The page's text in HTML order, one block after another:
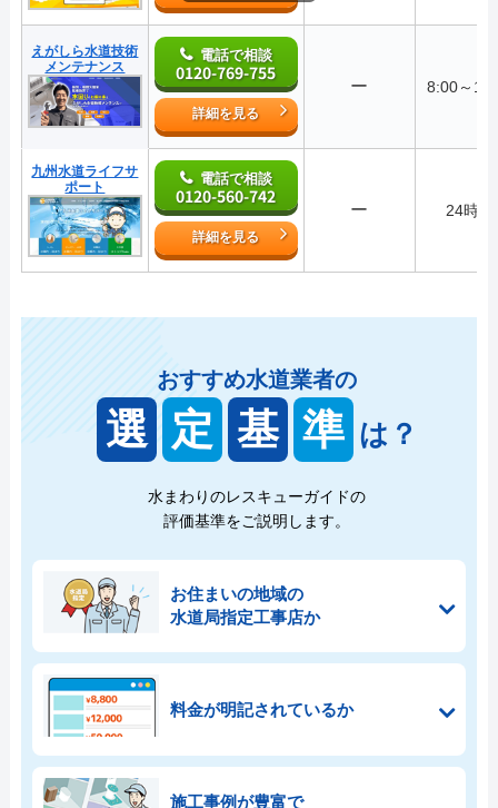
えがしら水道技術
メンテナンス
電話で相談
0120-769-755
詳細を見る
ー 8:00～
九州水道ライフサ
ポート
電話で相談
0120-560-742
詳細を見る
ー 24時間
おすすめ水道業者の
選 定 基 準 は？
水まわりのレスキューガイドの
評価基準をご説明します。
お住まいの地域の
水道局指定工事店か
料金が明記されているか
施工事例が豊富で